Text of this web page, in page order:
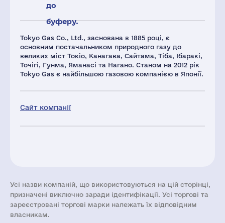
Tokyo Gas Co., Ltd., заснована в 1885 році, є
основним постачальником природного газу до
великих міст Токіо, Канагава, Сайтама, Тіба, Ібаракі,
Точігі, Гунма, Яманасі та Нагано. Станом на 2012 рік
Tokyo Gas є найбільшою газовою компанією в Японії.
Сайт компанії
до
буферу.
Усі назви компаній, що використовуються на цій сторінці,
призначені виключно заради ідентифікації. Усі торгові та
зареєстровані торгові марки належать їх відповідним
власникам.